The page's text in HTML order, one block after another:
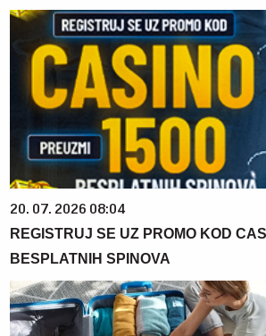
20. 07. 2026 08:04
REGISTRUJ SE UZ PROMO KOD
BESPLATNIH SPINOVA